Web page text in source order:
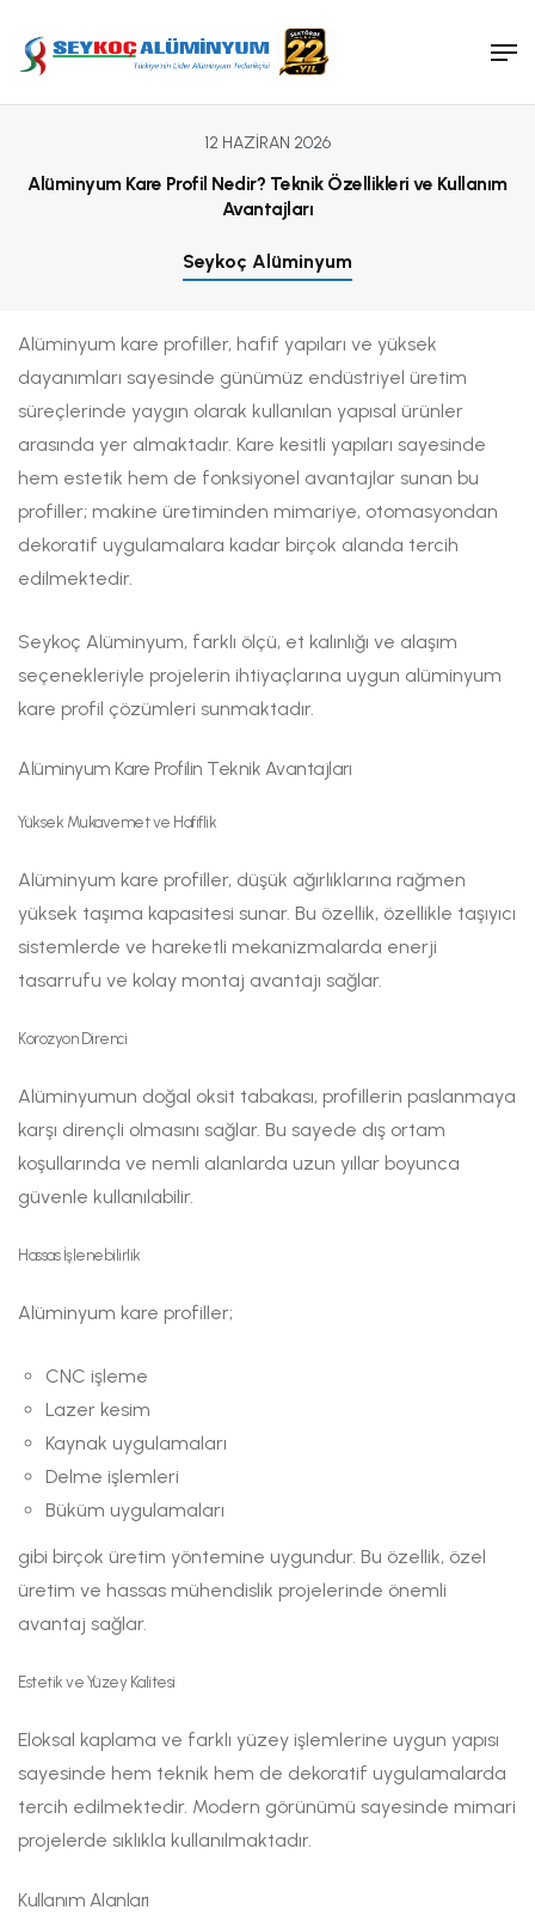
Tanker ve Silobas Sanayi
Ambalaj Sanayi
Satış Ekibimiz
12 HAZIRAN 2026
Alüminyum Kare Profil Nedir? Teknik Özellikleri ve Kullanım
Avantajları
Seykoç Alüminyum
Alüminyum kare profiller, hafif yapıları ve yüksek
dayanımları sayesinde günümüz endüstriyel üretim
süreçlerinde yaygın olarak kullanılan yapısal ürünler
arasında yer almaktadır. Kare kesitli yapıları sayesinde
hem estetik hem de fonksiyonel avantajlar sunan bu
profiller; makine üretiminden mimariye, otomasyondan
dekoratif uygulamalara kadar birçok alanda tercih
edilmektedir.
Seykoç Alüminyum, farklı ölçü, et kalınlığı ve alaşım
seçenekleriyle projelerin ihtiyaçlarına uygun alüminyum
kare profil çözümleri sunmaktadır.
Alüminyum Kare Profilin Teknik Avantajları
Yüksek Mukavemet ve Hafiflik
Alüminyum kare profiller, düşük ağırlıklarına rağmen
yüksek taşıma kapasitesi sunar. Bu özellik, özellikle taşıyıcı
sistemlerde ve hareketli mekanizmalarda enerji
tasarrufu ve kolay montaj avantajı sağlar.
Korozyon Direnci
Alüminyumun doğal oksit tabakası, profillerin paslanmaya
karşı dirençli olmasını sağlar. Bu sayede dış ortam
koşullarında ve nemli alanlarda uzun yıllar boyunca
güvenle kullanılabilir.
Hassas İşlenebilirlik
Alüminyum kare profiller;
CNC işleme
Lazer kesim
Kaynak uygulamaları
Delme işlemleri
Büküm uygulamaları
gibi birçok üretim yöntemine uygundur. Bu özellik, özel
üretim ve hassas mühendislik projelerinde önemli
avantaj sağlar.
Estetik ve Yüzey Kalitesi
Eloksal kaplama ve farklı yüzey işlemlerine uygun yapısı
sayesinde hem teknik hem de dekoratif uygulamalarda
tercih edilmektedir. Modern görünümü sayesinde mimari
projelerde sıklıkla kullanılmaktadır.
Kullanım Alanları